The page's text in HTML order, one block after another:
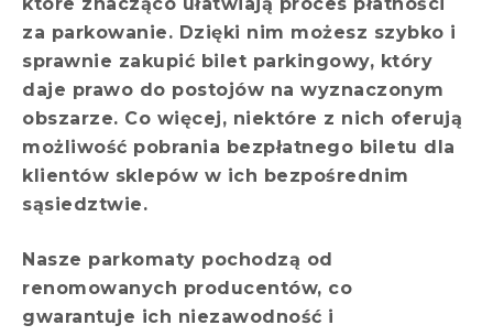
za parkowanie. Dzięki nim możesz szybko i
sprawnie zakupić bilet parkingowy, który
daje prawo do postojów na wyznaczonym
obszarze. Co więcej, niektóre z nich oferują
możliwość pobrania bezpłatnego biletu dla
klientów sklepów w ich bezpośrednim
sąsiedztwie.
Nasze parkomaty pochodzą od
renomowanych producentów, co
gwarantuje ich niezawodność i